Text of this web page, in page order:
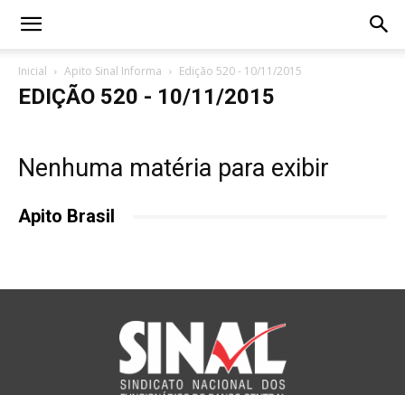
Inicial Apito Sinal Informa Edição 520 - 10/11/2015
EDIÇÃO 520 - 10/11/2015
Nenhuma matéria para exibir
Apito Brasil